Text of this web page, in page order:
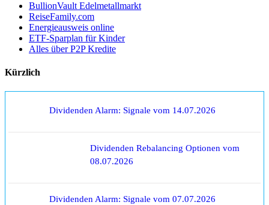
BullionVault Edelmetallmarkt
ReiseFamily.com
Energieausweis online
ETF-Sparplan für Kinder
Alles über P2P Kredite
Kürzlich
Dividenden Alarm: Signale vom 14.07.2026
Dividenden Rebalancing Optionen vom
08.07.2026
Dividenden Alarm: Signale vom 07.07.2026